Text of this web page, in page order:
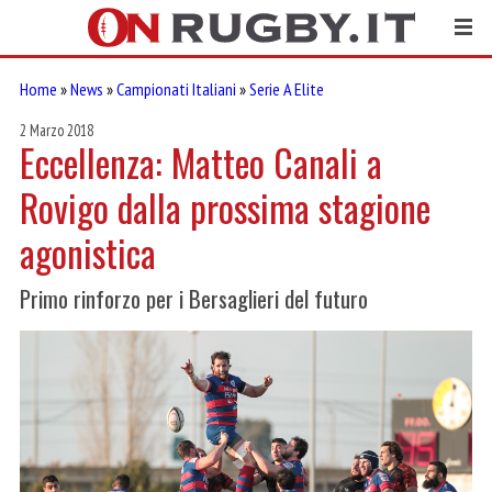
Home »News »Campionati Italiani »Serie A Elite
2 Marzo 2018
Eccellenza: Matteo Canali a
Rovigo dalla prossima stagione
agonistica
Primo rinforzo per i Bersaglieri del futuro